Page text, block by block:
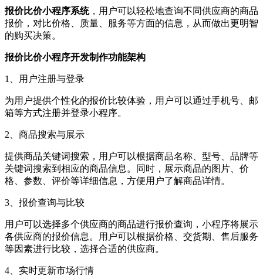
报价比价小程序系统，用户可以轻松地查询不同供应商的商品
报价，对比价格、质量、服务等方面的信息，从而做出更明智
的购买决策。
报价比价小程序开发制作功能架构
1、用户注册与登录
为用户提供个性化的报价比较体验，用户可以通过手机号、邮
箱等方式注册并登录小程序。
2、商品搜索与展示
提供商品关键词搜索，用户可以根据商品名称、型号、品牌等
关键词搜索到相应的商品信息。同时，展示商品的图片、价
格、参数、评价等详细信息，方便用户了解商品详情。
3、报价查询与比较
用户可以选择多个供应商的商品进行报价查询，小程序将展示
各供应商的报价信息。用户可以根据价格、交货期、售后服务
等因素进行比较，选择合适的供应商。
4、实时更新市场行情